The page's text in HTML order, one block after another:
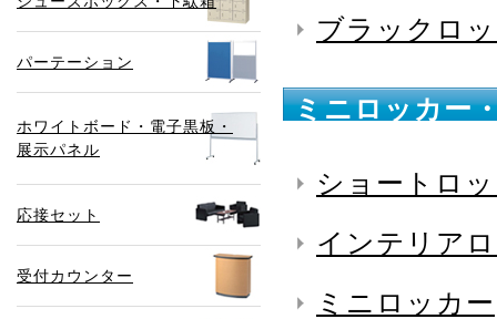
ブラックロ
ミニロッカー
ショートロ
インテリア
ミニロッカー
パーテーション
ホワイトボード・電子黒板・
展示パネル
応接セット
受付カウンター